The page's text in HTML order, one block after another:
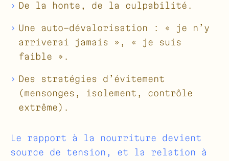
De la honte, de la culpabilité.
Une auto-dévalorisation : « je n’y
arriverai jamais », « je suis
faible ».
Des stratégies d’évitement
(mensonges, isolement, contrôle
extrême).
Le rapport à la nourriture devient
source de tension, et la relation à